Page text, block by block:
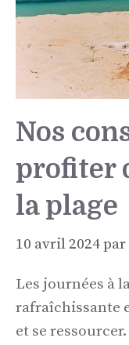
Nos
profiter
la plage
10 avril 2024par
Les journées à
rafraîchissante
et se